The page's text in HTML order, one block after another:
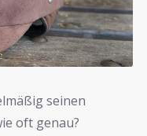
seinen
oft genau?